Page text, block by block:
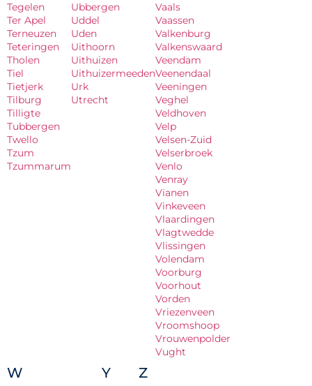
Tegelen
Ter Apel
Terneuzen
Teteringen
Tholen
Tiel
Tietjerk
Tilburg
Tilligte
Tubbergen
Twello
Tzum
Tzummarum
Ubbergen
Uddel
Uden
Uithoorn
Uithuizen
Uithuizermeeden
Urk
Utrecht
Vaals
Vaassen
Valkenburg
Valkenswaard
Veendam
Veenendaal
Veeningen
Veghel
Veldhoven
Velp
Velsen-Zuid
Velserbroek
Venlo
Venray
Vianen
Vinkeveen
Vlaardingen
Vlagtwedde
Vlissingen
Volendam
Voorburg
Voorhout
Vorden
Vriezenveen
Vroomshoop
Vrouwenpolder
Vught
W Y Z